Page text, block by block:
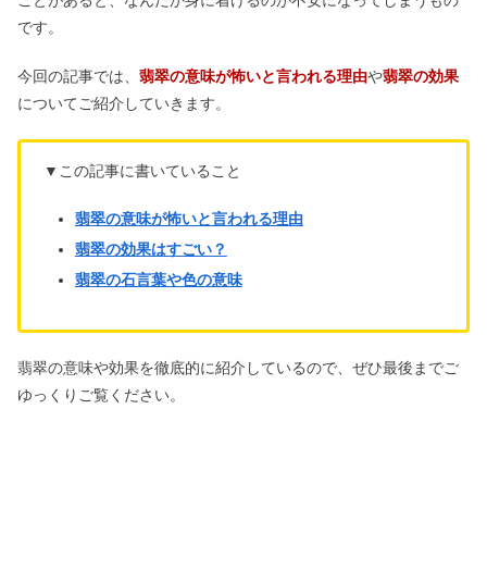
です。
今回の記事では、 翡翠の意味が怖いと言われる理由や翡翠の効果
についてご紹介していきます。
▼この記事に書いていること
翡翠の意味が怖いと言われる理由
翡翠の効果はすごい？
翡翠の石言葉や色の意味
翡翠の意味や効果を徹底的に紹介しているので、ぜひ最後までご
ゆっくりご覧ください。